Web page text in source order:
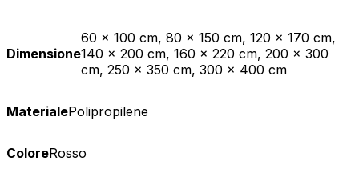
Dimensione
60 x 100 cm, 80 x 150 cm, 120 x 170 cm,
140 x 200 cm, 160 x 220 cm, 200 x 300
cm, 250 x 350 cm, 300 x 400 cm
MaterialePolipropilene
ColoreRosso